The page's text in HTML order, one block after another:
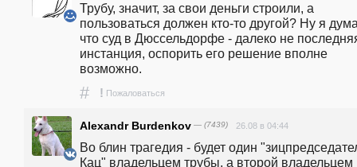
Трубу, значит, за свои деньги строили, а
пользоваться должен кто-то другой? Ну я
что суд в Дюссельдорфе - далеко не
инстанция, оспорить его решение вполне
возможно.
# ! Пожаловаться
Alexandr Burdenkov — (7439) 26.08 в 04:44
Во блин трагедия - будет один
Кац" владельцем трубы, а второй владельцем